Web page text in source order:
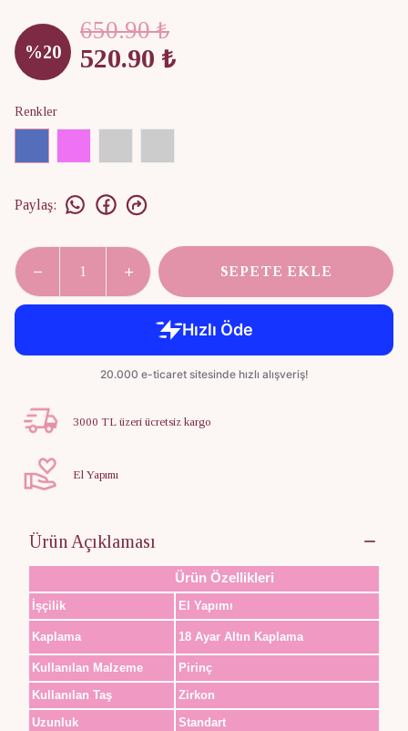
%20
650.90 ₺
520.90 ₺
Renkler
Paylaş:
SEPETE EKLE
3000 TL üzeri ücretsiz kargo
El Yapımı
Ürün Açıklaması
Ürün Özellikleri
İşçilik El Yapımı
Kaplama 18 Ayar Altın Kaplama
Kullanılan Malzeme
Pirinç
Kullanılan Taş
Zirkon
Uzunluk
Standart